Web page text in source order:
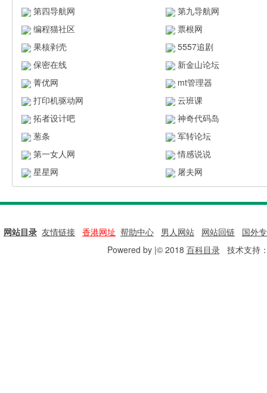
第四导航网
第九导航网
编程猫社区
票根网
果核剥壳
5557追剧
保密在线
新金山论坛
菁优网
mt管理器
打印机驱动网
云班课
拓者设计吧
神奇代码岛
葱条
军转论坛
第一女人网
情感说说
星星网
屠夫网
网站目录 友情链接 香港网址 帮助中心 男人网站 网站回链
国外
Powered by |© 2018 百科目录技术支持